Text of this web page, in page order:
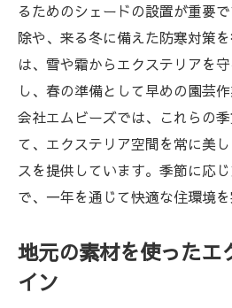
るためのシェードの設置が重要
除や、来る冬に備えた防寒対策
は、雪や霜からエクステリアを
し、春の準備として早めの園芸
会社エムビーズでは、これらの
て、エクステリア空間を常に美
スを提供しています。季節に応
で、一年を通じて快適な住環境を
地元の素材を使ったエ
イン